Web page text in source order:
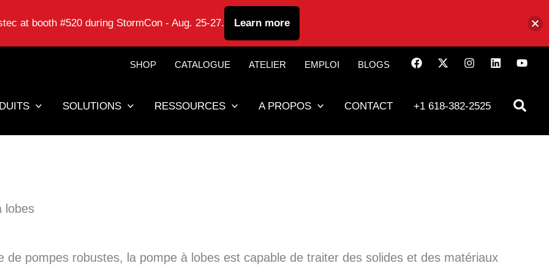
SHOP CATALOGUE ATELIER EMPLOI BLOGS
SOLUTIONS RESSOURCES A PROPOS CONTACT +1 618-382-2525
lobes
de pompes robustes, la pompe à lobes est capable de traiter des solides et des matériaux
at booth #520 during StormCon - Aug. 25-27. Learn more